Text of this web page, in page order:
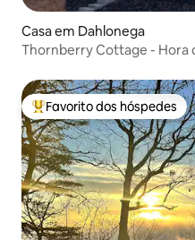
Casa em Dahlonega
Thornberry Cottage - Hora
Favoritos dos hóspedes
Favorito dos hóspedes